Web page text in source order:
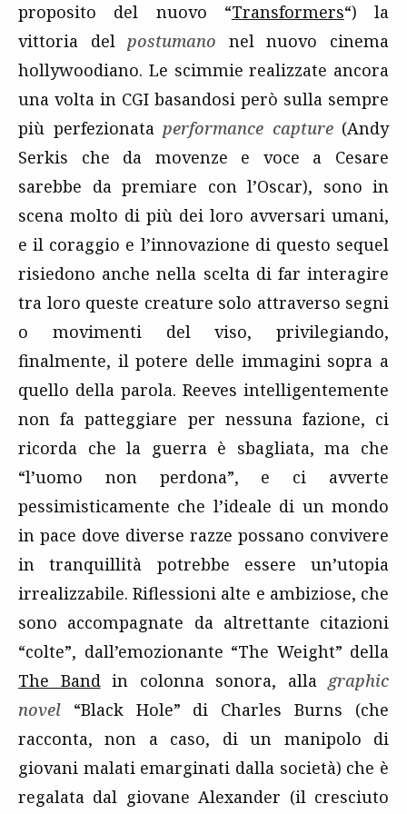
proposito del nuovo “Transformers“) la
vittoria delpostumano nel nuovo cinema
hollywoodiano. Le scimmie realizzate ancora
una volta in CGI basandosi però sulla sempre
più perfezionata performance capture(Andy
Serkis che da movenze e voce a Cesare
sarebbe da premiare con l’Oscar), sono in
scena molto di più dei loro avversari umani,
e il coraggio e l’innovazione di questo sequel
risiedono anche nella scelta di far interagire
tra loro queste creature solo attraverso segni
o movimenti del viso, privilegiando,
finalmente, il potere delle immagini sopra a
quello della parola. Reeves intelligentemente
non fa patteggiare per nessuna fazione, ci
ricorda che la guerra è sbagliata, ma che
“l’uomo non perdona”, e ci avverte
pessimisticamente che l’ideale di un mondo
in pace dove diverse razze possano convivere
in tranquillità potrebbe essere un’utopia
irrealizzabile. Riflessioni alte e ambiziose, che
sono accompagnate da altrettante citazioni
“colte”, dall’emozionante “The Weight” della
The Bandin colonna sonora, alla graphic
novel “Black Hole” di Charles Burns (che
racconta, non a caso, di un manipolo di
giovani malati emarginati dalla società) che è
regalata dal giovane Alexander (il cresciuto